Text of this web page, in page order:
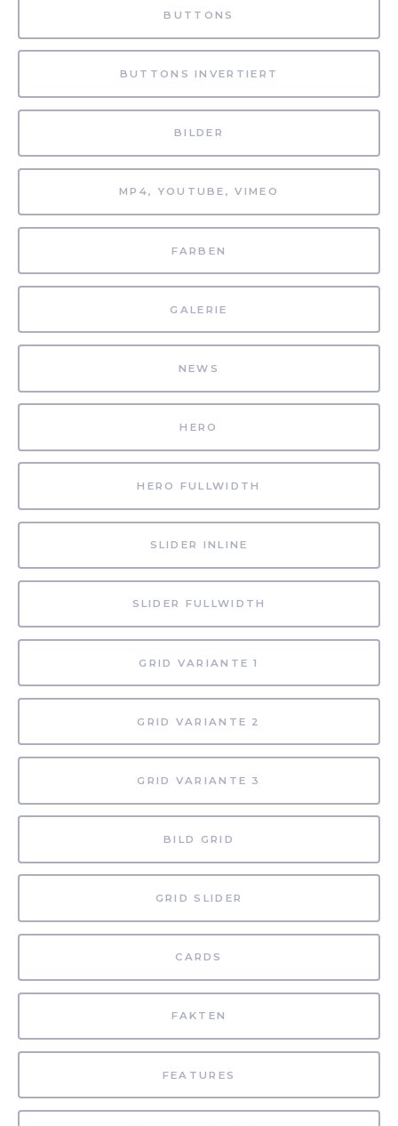
BUTTONS
BUTTONS INVERTIERT
BILDER
MP4, YOUTUBE, VIMEO
FARBEN
GALERIE
NEWS
HERO
HERO FULLWIDTH
SLIDER INLINE
SLIDER FULLWIDTH
GRID VARIANTE 1
GRID VARIANTE 2
GRID VARIANTE 3
BILD GRID
GRID SLIDER
CARDS
FAKTEN
FEATURES